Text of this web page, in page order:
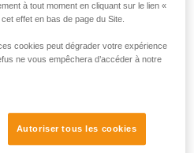
à tout moment en cliquant sur le lien «
effet en bas de page du Site.
cookies peut dégrader votre expérience
ne vous empêchera d’accéder à notre
Autoriser tous les cookies